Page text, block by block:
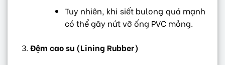
Tuy nhiên, khi siết bulong quá mạnh
có thể gây nứt vỡ ống PVC mỏng.
Đệm cao su (Lining Rubber)